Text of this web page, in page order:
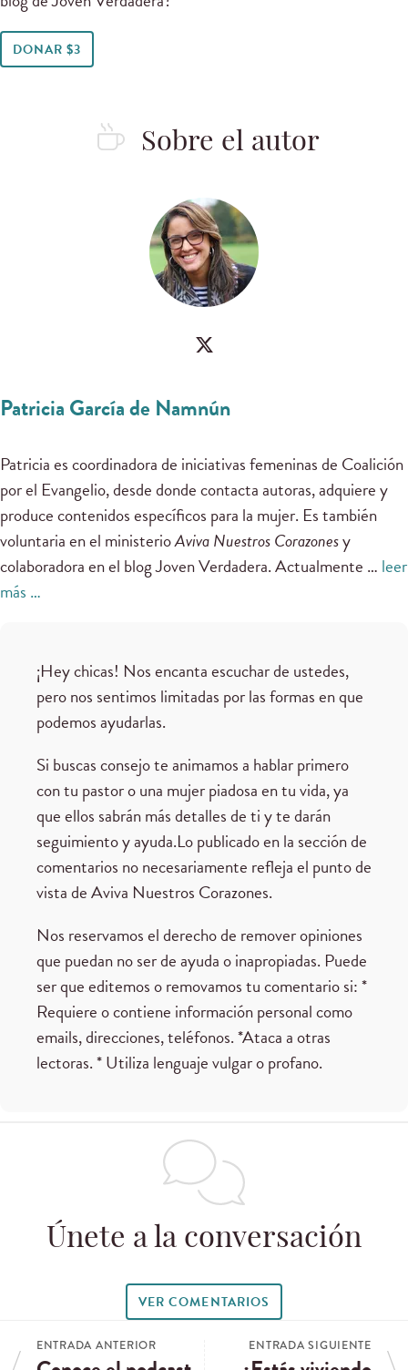
DONAR $3
Sobre el autor
Patricia García de Namnún
Patricia es coordinadora de iniciativas femeninas de Coalición
por el Evangelio, desde donde contacta autoras, adquiere y
produce contenidos específicos para la mujer. Es también
voluntaria en el ministerioAviva Nuestros Corazonesy
colaboradora en el blog Joven Verdadera. Actualmente … leer
más …
¡Hey chicas! Nos encanta escuchar de ustedes,
pero nos sentimos limitadas por las formas en que
podemos ayudarlas.
Si buscas consejo te animamos a hablar primero
con tu pastor o una mujer piadosa en tu vida, ya
que ellos sabrán más detalles de ti y te darán
seguimiento y ayuda.Lo publicado en la sección de
comentarios no necesariamente refleja el punto de
vista de Aviva Nuestros Corazones.
Nos reservamos el derecho de remover opiniones
que puedan no ser de ayuda o inapropiadas. Puede
ser que editemos o removamos tu comentario si: *
Requiere o contiene información personal como
emails, direcciones, teléfonos. *Ataca a otras
lectoras. * Utiliza lenguaje vulgar o profano.
Únete a la conversación
VER COMENTARIOS
ENTRADA ANTERIOR ENTRADA SIGUIENTE